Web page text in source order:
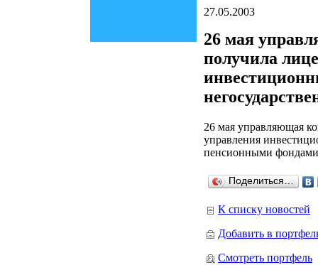
27.05.2003
26 мая
получила
26 мая управляющая
управления
пенсионными
Поделиться…
К списку новостей
Добавить в
Смотреть портфель